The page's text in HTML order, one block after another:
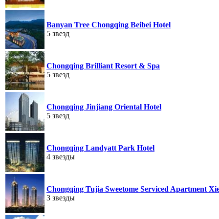
Banyan Tree Chongqing Beibei Hotel
5 звезд
Chongqing Brilliant Resort & Spa
5 звезд
Chongqing Jinjiang Oriental Hotel
5 звезд
Chongqing Landyatt Park Hotel
4 звезды
Chongqing Tujia Sweetome Serviced Apartment
3 звезды